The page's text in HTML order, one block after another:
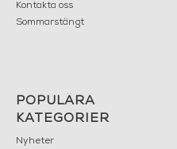
Kontakta oss
Sommarstängt
POPULÄRA
KATEGORIER
Nyheter